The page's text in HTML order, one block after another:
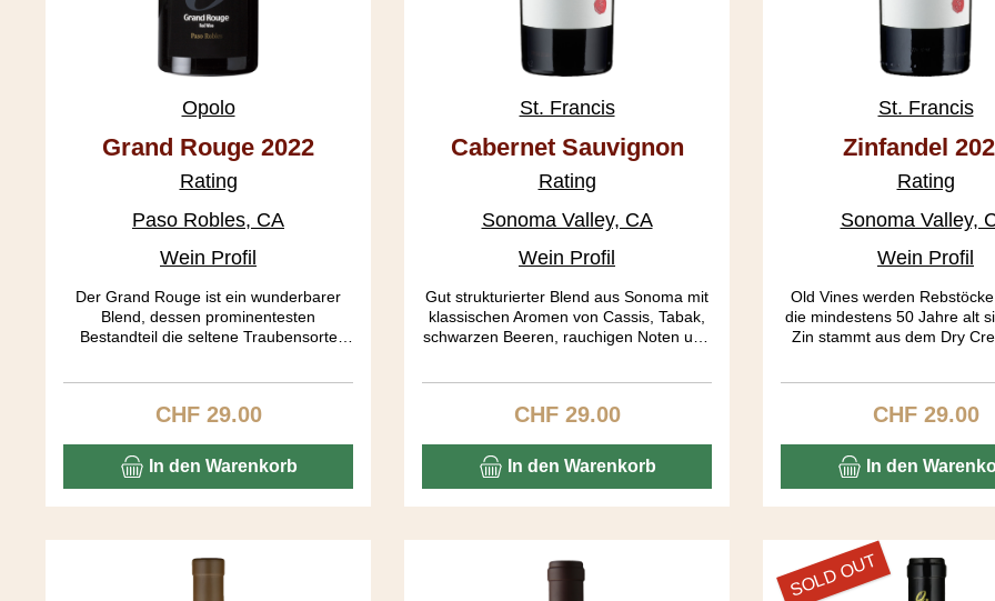
Opolo
Grand Rouge 2022
Rating
Paso Robles, CA
Wein Profil
Der Grand Rouge ist ein wunderbarer
Blend, dessen prominentesten
Bestandteil die seltene Traubensorte
Gaumen in Caramel und Kirsche
mittleren Schwere. Ein Rhone Ranger
aus dem Bilderbuch.
Regulärer Preis:
CHF 29.00
In den Warenkorb
St. Francis
Cabernet Sauvignon
2021
Rating
Sonoma Valley, CA
Wein Profil
Gut strukturierter Blend aus Sonoma mit
klassischen Aromen von Cassis, Tabak,
schwarzen Beeren, rauchigen Noten und
Alexander Valley.
Regulärer Preis:
CHF 29.00
In den Warenkorb
St. Francis
Zinfandel
Rating
Sonoma Valley,
Wein Profil
Old Vines werden
die mindestens 50 Jahre alt
Zin stammt aus dem Dry
Bäumen als dem klassischen
nötig, „dry farming“. Die Rebe
nicht mehr viel, dafür ist die
Regulärer
CHF 29.00
In den
SOLD OUT